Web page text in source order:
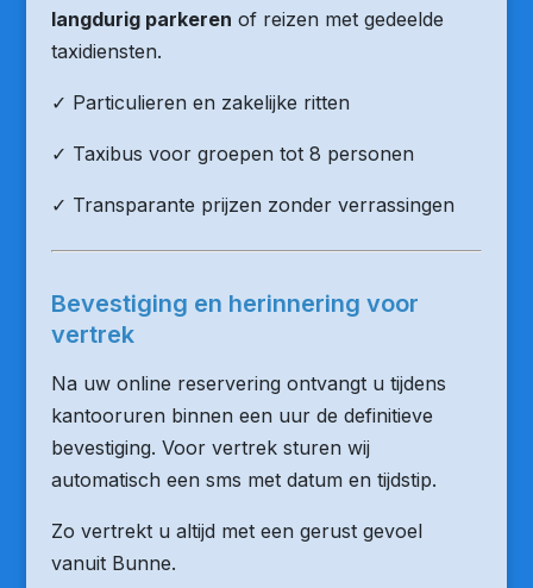
langdurig parkeren of reizen met gedeelde
taxidiensten.
✓ Particulieren en zakelijke ritten
✓ Taxibus voor groepen tot 8 personen
✓ Transparante prijzen zonder verrassingen
Bevestiging en herinnering voor
vertrek
Na uw online reservering ontvangt u tijdens
kantooruren binnen een uur de definitieve
bevestiging. Voor vertrek sturen wij
automatisch een sms met datum en tijdstip.
Zo vertrekt u altijd met een gerust gevoel
vanuit Bunne.